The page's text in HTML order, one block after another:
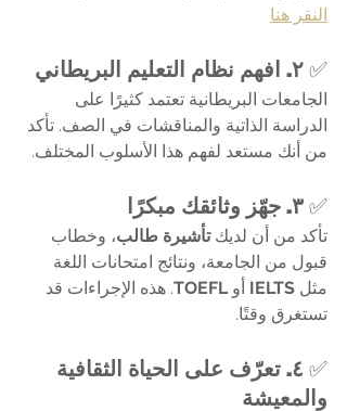
النقر هنا
✅ ٢. افهم نظام التعليم البريطاني
الجامعات البريطانية تعتمد كثيرًا على
الدراسة الذاتية والمناقشات في الصف. تأكد
من أنك مستعد لفهم هذا الأسلوب المختلف.
✅ ٣. جهّز وثائقك مبكرًا
تأكد من أن لديك تأشيرة طالب، وخطاب
قبول من الجامعة، ونتائج امتحانات اللغة
مثل IELTS أو TOEFL. هذه الإجراءات قد
تستغرق وقتًا.
✅ ٤. تعرّف على الحياة الثقافية
والمعيشة